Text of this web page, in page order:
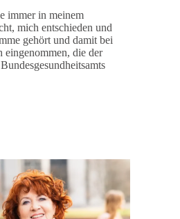
immer in meinem
mich entschieden und
gehört und damit bei
eingenommen, die der